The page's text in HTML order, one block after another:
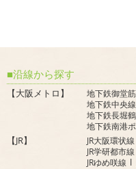
沿線から探す
【大阪メトロ】 地下鉄御堂
地下鉄中央線
地下鉄長堀
地下鉄南港
【JR】 JR大阪環状線
JR学研都市線
JRゆめ咲線